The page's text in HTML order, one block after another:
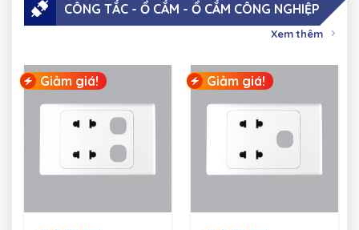
CÔNG TẮC - Ổ CẮM - Ổ CẮM CÔNG NGHIỆP
Xem thêm
Giảm giá! Giảm giá!